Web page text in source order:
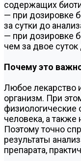
содержащих
— при дозировке
за сутки до
— при дозировке
чем за двое суток
Почему это
Любое лекарство
организм. При
физиологические
человека, а также
Поэтому точно
результаты
препарата,